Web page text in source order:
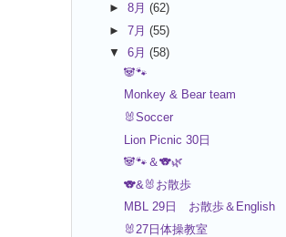
►8月(62)
►7月(55)
▼6月(58)
🐼🐾
Monkey & Bear team
🐰Soccer
Lion Picnic 30日
🐼🐾＆🐨🌿
🐨&🐰お散歩
MBL 29日 お散歩＆English
🐰27日体操教室